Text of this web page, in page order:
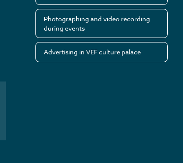
Photographing and video recording
during events
Advertising in VEF culture palace